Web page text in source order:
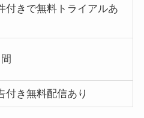
付きで無料トライアルあ
付き無料配信あり